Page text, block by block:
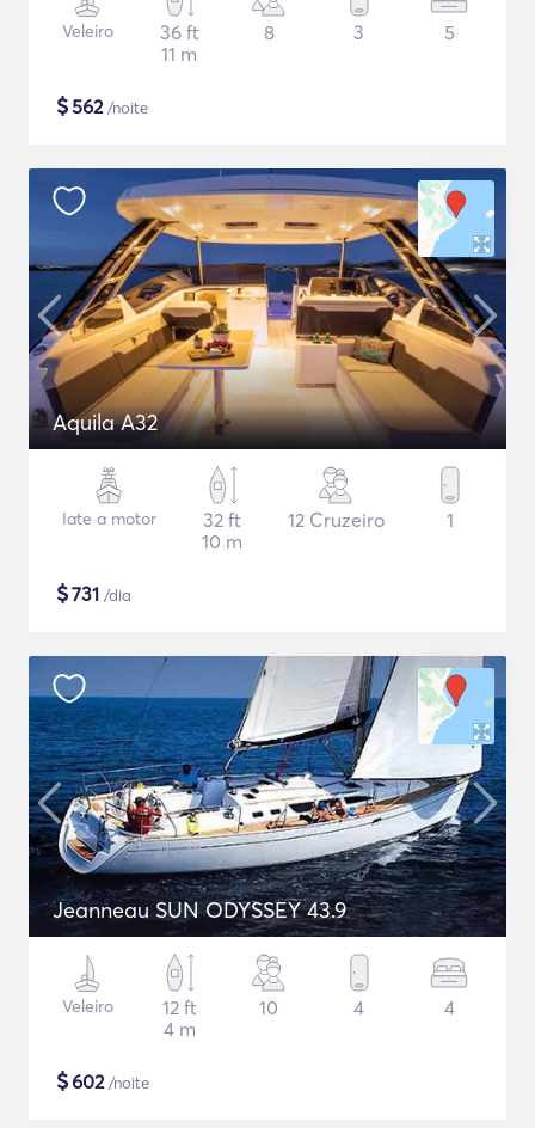
Veleiro
36 ft
11 m
8 3 5
$562/noite
Aquila A32
Iate a motor
32 ft
10 m
12 Cruzeiro 1
$731 /dia
Jeanneau SUN ODYSSEY 43.9
Veleiro
12 ft
4 m
10 4 4
$602/noite